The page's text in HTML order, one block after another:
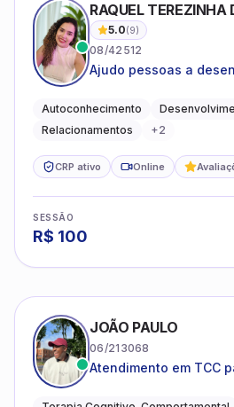
RAQUEL TEREZINHA
5.0(9)
08/42512
Ajudo pessoas a
Autoconhecimento
Relacionamentos
+2
CRP ativo Online
SESSÃO
R$ 100
JOÃO PAULO
06/213068
Atendimento em TCC
emocional